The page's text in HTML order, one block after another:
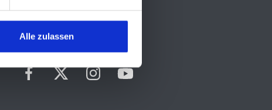
Alle zulassen
Social Media